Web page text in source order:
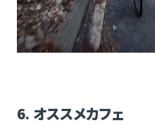
6. オススメカフェ